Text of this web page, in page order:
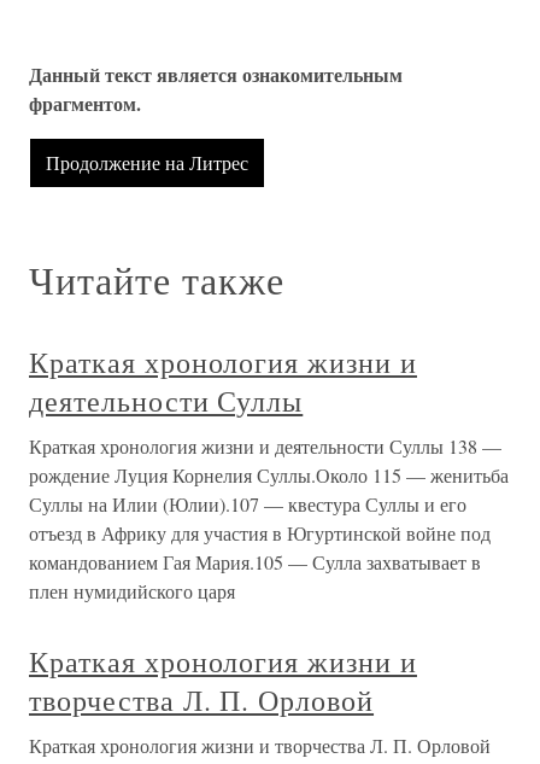
Данный текст является ознакомительным
фрагментом.
Продолжение на Литрес
Читайте также
Краткая хронология жизни и
деятельности Суллы
Краткая хронология жизни и деятельности Суллы 138 —
рождение Луция Корнелия Суллы.Около 115 — женитьба
Суллы на Илии (Юлии).107 — квестура Суллы и его
отъезд в Африку для участия в Югуртинской войне под
командованием Гая Мария.105 — Сулла захватывает в
плен нумидийского царя
Краткая хронология жизни и
творчества Л. П. Орловой
Краткая хронология жизни и творчества Л. П. Орловой